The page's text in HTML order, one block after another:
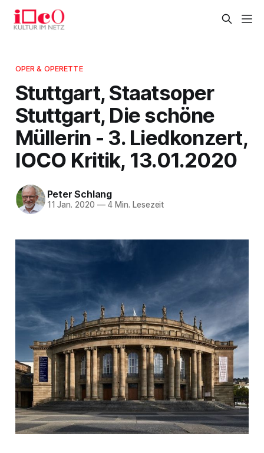
OPER & OPERETTE
Stuttgart, Staatsoper
Stuttgart, Die schöne
Müllerin - 3. Liedkonzert,
IOCO Kritik, 13.01.2020
Peter Schlang
11 Jan. 2020 —4 Min. Lesezeit